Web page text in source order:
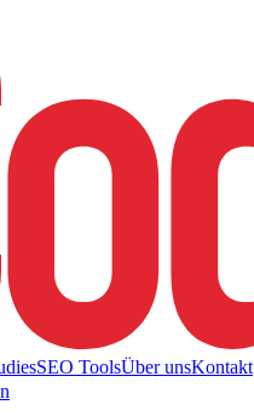
SEO ToolsÜber unsKontakt